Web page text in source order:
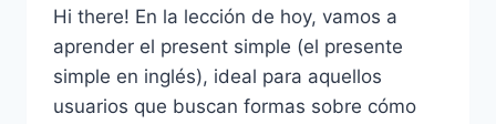
Hi there! En la lección de hoy, vamos a
aprender el present simple (el presente
simple en inglés), ideal para aquellos
usuarios que buscan formas sobre cómo